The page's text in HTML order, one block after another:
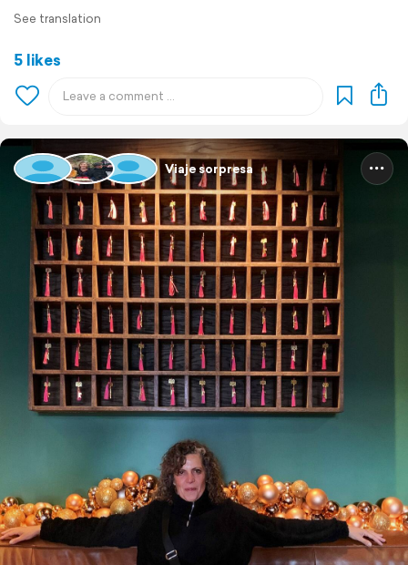
See translation
5 likes
Viaje sorpresa